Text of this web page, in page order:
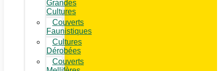
Grandes
Cultures
Couverts
Faunistiques
Cultures
Dérobées
Couverts